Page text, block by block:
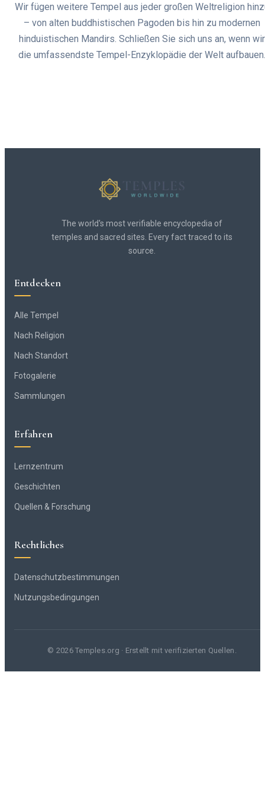
Wir fügen weitere Tempel aus jeder großen Weltreligion
– von alten buddhistischen Pagoden bis hin zu modernen
hinduistischen Mandirs. Schließen Sie sich uns an, wenn wir
die umfassendste Tempel-Enzyklopädie der Welt aufbauen.
The world's most verifiable encyclopedia of
temples and sacred sites. Every fact traced to its
source.
Entdecken
Alle Tempel
Nach Religion
Nach Standort
Fotogalerie
Sammlungen
Erfahren
Lernzentrum
Geschichten
Quellen & Forschung
Rechtliches
Datenschutzbestimmungen
Nutzungsbedingungen
© 2026 Temples.org · Erstellt mit verifizierten Quellen.